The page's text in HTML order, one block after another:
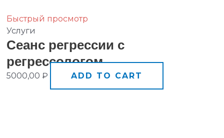
Быстрый просмотр
Услуги
Сeанс рeгрессии с
рeгрессологом
5000,00₽ ADD TO CART